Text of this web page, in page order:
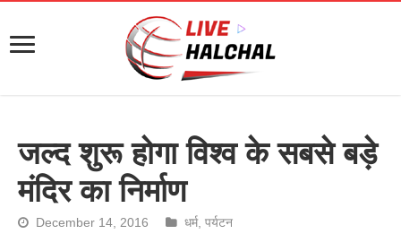
जल्द शुरू होगा विश्व के सबसे बड़े
मंदिर का निर्माण
December 14, 2016 धर्म,पर्यटन